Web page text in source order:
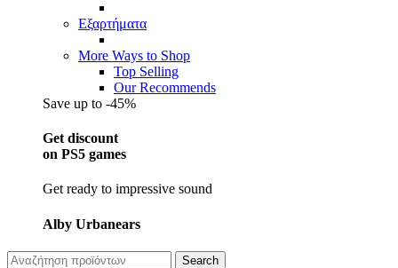
Εξαρτήματα
More Ways to Shop
Top Selling
Our Recommends
Save up to -45%
Get discount
on PS5 games
Get ready to impressive sound
Alby Urbanears
Search